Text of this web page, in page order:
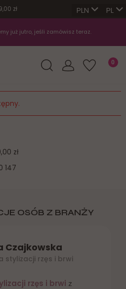
zł
już jutro, jeśli zamówisz teraz.
PL
zł
147
OSÓB Z BRANŻY
Czajkowska
stylizacji rzęs i brwi
rzęs i brwi z